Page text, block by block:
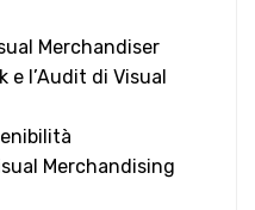
Merchandiser
e l’Audit di Visual
Merchandising